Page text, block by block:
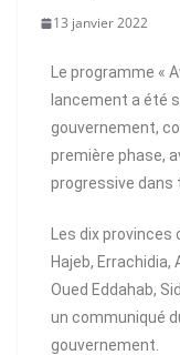
13 janvier 2022
Le programme «
lancement a été
gouvernement,
première phase,
progressive dans
Les dix provinces
Hajeb, Errachidia,
Oued Eddahab,
un communiqué
gouvernement.